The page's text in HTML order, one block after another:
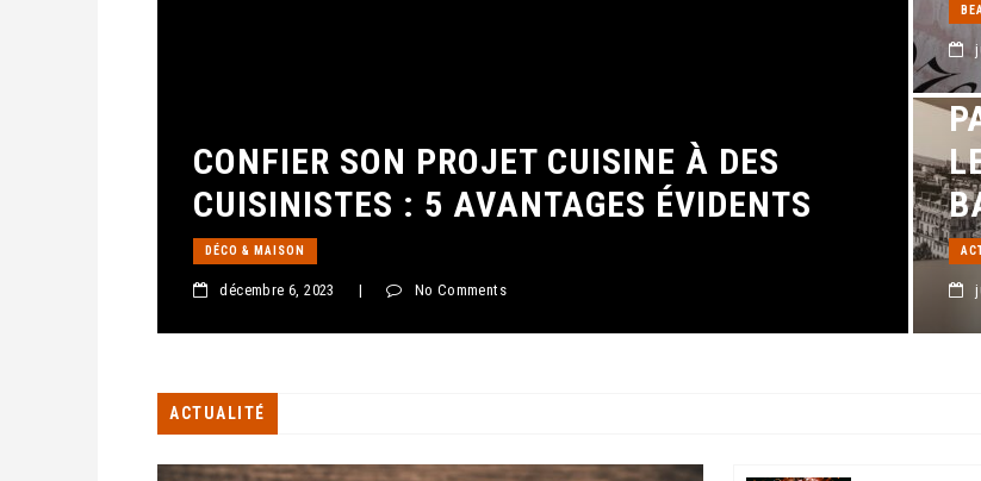
CONFIER SON PROJET CUISINE À DES
CUISINISTES : 5 AVANTAGES ÉVIDENTS
DÉCO & MAISON
décembre 6, 2023 | No Comments
ACTUALITÉ